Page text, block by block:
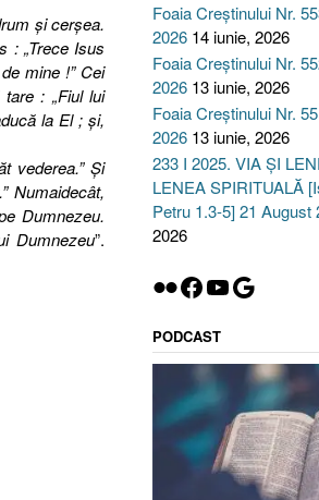
şi cerşea.
: „Trece Isus
mine !” Cei
: „Fiul lui
la El ; şi,
vederea.” Şi
Numaidecât,
Dumnezeu.
Dumnezeu”.
Foaia Creștinului Nr.
2026 14 iunie, 2026
Foaia Creștinului Nr.
2026 13 iunie, 2026
Foaia Creștinului Nr.
2026 13 iunie, 2026
233 I 2025. VIA ȘI
LENEA SPIRITUALĂ
Petru 1.3-5] 21 August
2026
Flickr
Facebook
YouTube
Google
PODCAST